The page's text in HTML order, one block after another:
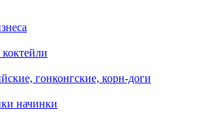
гонконгские, корн-доги
начинки